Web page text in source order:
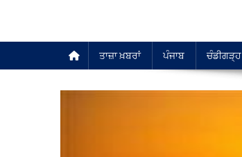
ਤਾਜ਼ਾ ਖ਼ਬਰਾਂ ਪੰਜਾਬ ਚੰਡੀਗੜ੍ਹ